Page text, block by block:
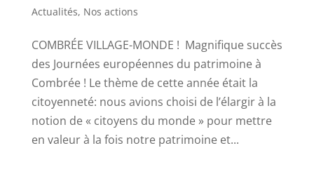
Actualités, Nos actions
COMBRÉE VILLAGE-MONDE ! Magnifique succès
des Journées européennes du patrimoine à
Combrée ! Le thème de cette année était la
citoyenneté: nous avions choisi de l’élargir à la
notion de « citoyens du monde » pour mettre
en valeur à la fois notre patrimoine et...